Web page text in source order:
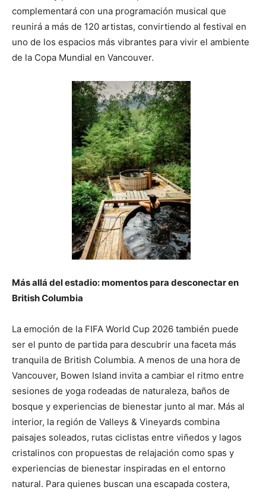
complementará con una programación musical que
reunirá a más de 120 artistas, convirtiendo al festival en
uno de los espacios más vibrantes para vivir el ambiente
de la Copa Mundial en Vancouver.
Más allá del estadio: momentos para desconectar en
British Columbia
La emoción de la FIFA World Cup 2026 también puede
ser el punto de partida para descubrir una faceta más
tranquila de British Columbia. A menos de una hora de
Vancouver, Bowen Island invita a cambiar el ritmo entre
sesiones de yoga rodeadas de naturaleza, baños de
bosque y experiencias de bienestar junto al mar. Más al
interior, la región de Valleys & Vineyards combina
paisajes soleados, rutas ciclistas entre viñedos y lagos
cristalinos con propuestas de relajación como spas y
experiencias de bienestar inspiradas en el entorno
natural. Para quienes buscan una escapada costera,